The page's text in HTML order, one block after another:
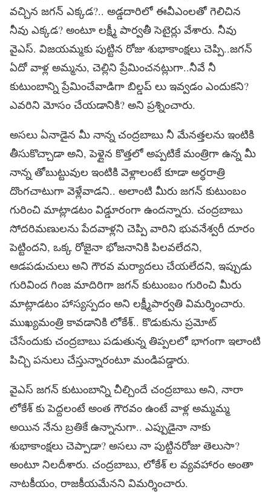
వచ్చిన జగన్ ఎక్కడ?.. అడ్డదారిలో ఈవీఎంలతో గెలిచిన
నీవు ఎక్కడ? అంటూ లక్ష్మీ పార్వతీ సెటైర్లు వేశారు. నీవు
వైఎస్. విజయమ్మకు పుట్టిన రోజు శుభాకాంక్షలు చెప్పి..జగన్
ఏదో వాళ్ల అమ్మను, చెల్లిని ప్రేమించనట్లుగా..నీవే నీ
కుటుంబాన్ని ప్రేమించేవాడిగా బిల్డప్ లు ఇవ్వడం ఎందుకని?
ఎవరిని మోసం చేయడానికి? అని ప్రశ్నించారు.
అసలు ఏనాడైన మీ నాన్న చంద్రబాబు నీ మేనత్తలను ఇంటికి
తీసుకొచ్చాడా అని, పెళ్లైన కొత్తలో అప్పటికే మంత్రిగా ఉన్న మీ
నాన్న తోబుట్టువుల ఇంటికి వెళ్లాలంటే కూడా అర్ధరాత్రి
దొంగచాటుగా వెళ్లేవాడని.. అలాంటి మీరు జగన్ కుటుంబం
గురించి మాట్లాడటం విడ్డూరంగా ఉందన్నారు. చంద్రబాబు
సోదరిమణులను పేదవాళ్లని చెప్పి వారిని భువనేశ్వరీ దూరం
పెట్టిందని, ఒక్క రోజైనా భోజనానికి పిలవలేదని,
ఆడపడుచులు అని గౌరవ మర్యాదలు చేయలేదని, ఇప్పుడు
గురివింద గింజ మాదిరిగా జగన్ కుటుంబం గురించి మీరు
మాట్లాడటం హాస్యస్పదం అని లక్ష్మీపార్వతి విమర్శించారు.
ముఖ్యమంత్రి కావడానికి లోకేశ్.. కొడుకును ప్రమోట్
చేసేందుకు చంద్రబాబు పడుతున్న తిప్పలలో భాగంగా ఇలాంటి
పిచ్చి పనులు చేస్తున్నారంటూ మండిపడ్డారు.
వైఎస్ జగన్ కుటుంబాన్ని చీల్చిందే చంద్రబాబు అని, నారా
లోకేశ్ కు పెద్దలంటే అంత గౌరవం ఉంటే వాళ్ల అమ్మమ్మ
అయిన నేను బ్రతికే ఉన్నానుగా.. ఎప్పుడైనా నాకు
శుభాకాంక్షలు చెప్పాడా? అసలు నా పుట్టినరోజు తెలుసా?
అంటూ నిలదీశారు. చంద్రబాబు, లోకేశ్ ల వ్యవహారం అంతా
నాటకీయం, రాజకీయమేనని విమర్శించారు.